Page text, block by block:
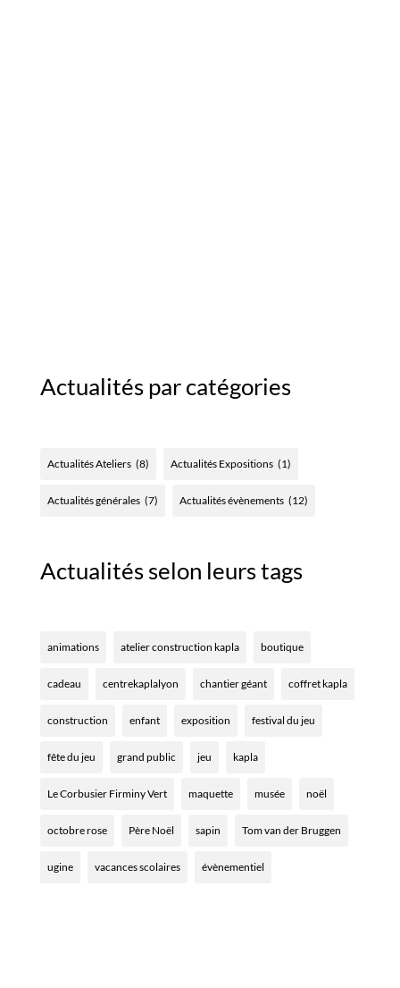
Actualités par catégories
Actualités Ateliers (8) Actualités Expositions (1)
Actualités générales (7) Actualités évènements (12)
Actualités selon leurs tags
animations atelier construction kapla boutique
cadeau centrekaplalyon chantier géant coffret kapla
construction enfant exposition festival du jeu
fête du jeu grand public jeu kapla
Le Corbusier Firminy Vert maquette musée noël
octobre rose Père Noël sapin Tom van der Bruggen
ugine vacances scolaires évènementiel